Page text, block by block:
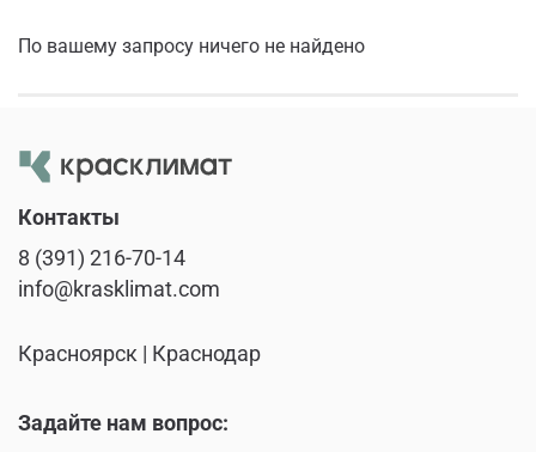
По вашему запросу ничего не найдено
Контакты
8 (391) 216-70-14
info@krasklimat.com
Красноярск | Краснодар
Задайте нам вопрос: